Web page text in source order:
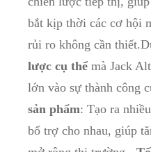
bắt kịp thời các ​cơ hội
rủi ro không cần
lược cụ thểmà ⁣Jack‌
lớn vào‌ sự ‌thành công
sản ⁢phẩm: Tạo ra‌
‍bổ trợ cho nhau, giúp